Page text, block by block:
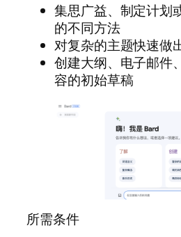
集思广益、制定计划
的不同方法
对复杂的主题快速做
创建大纲、电子邮件
容的初始草稿
所需条件